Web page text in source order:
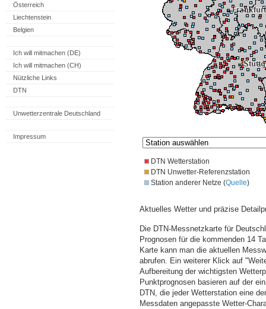
Österreich
Liechtenstein
Belgien
Ich will mitmachen (DE)
Ich will mitmachen (CH)
Nützliche Links
DTN
Unwetterzentrale Deutschland
Impressum
DTN Wetterstation
DTN Unwetter-Referenzstation
Station anderer Netze (Quelle)
Aktuelles Wetter und präzise
Die DTN-Messnetzkarte für
Prognosen für die kommenden 14
Karte kann man die aktuellen
abrufen. Ein weiterer Klick auf
Aufbereitung der wichtigsten
Punktprognosen basieren auf der
DTN, die jeder Wetterstation eine
Messdaten angepasste Wetter-